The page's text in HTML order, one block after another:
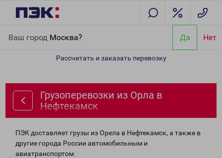
Ваш город Москва? Да Нет
Рассчитать и заказать перевозку
Грузоперевозки из Орла в
Нефтекамск
ПЭК доставляет грузы из Орела в Нефтекамск, а также в
другие города России автомобильным и
авиатранспортом.